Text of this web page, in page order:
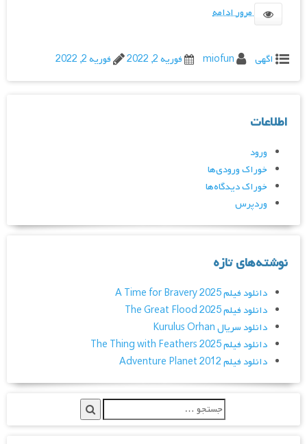
مرور ادامه
اگهی miofun فوریه 2, 2022 فوریه 2, 2022
اطلاعات
ورود
خوراک ورودی‌ها
خوراک دیدگاه‌ها
وردپرس
نوشته‌های تازه
دانلود فیلم A Time for Bravery 2025
دانلود فیلم The Great Flood 2025
دانلود سریال Kurulus Orhan
دانلود فیلم The Thing with Feathers 2025
دانلود فیلم Adventure Planet 2012